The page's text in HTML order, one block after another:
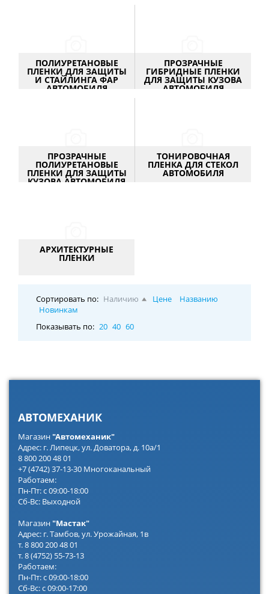
ПОЛИУРЕТАНОВЫЕ
ПЛЕНКИ ДЛЯ ЗАЩИТЫ
И СТАЙЛИНГА ФАР
АВТОМОБИЛЯ
ПРОЗРАЧНЫЕ
ГИБРИДНЫЕ ПЛЕНКИ
ДЛЯ ЗАЩИТЫ КУЗОВА
АВТОМОБИЛЯ
ПРОЗРАЧНЫЕ
ПОЛИУРЕТАНОВЫЕ
ПЛЕНКИ ДЛЯ ЗАЩИТЫ
КУЗОВА АВТОМОБИЛЯ
ТОНИРОВОЧНАЯ
ПЛЕНКА ДЛЯ СТЕКОЛ
АВТОМОБИЛЯ
АРХИТЕКТУРНЫЕ
ПЛЕНКИ
Сортировать по: Наличию Цене
Названию
Новинкам
Показывать по: 20 40 60
АВТОМЕХАНИК
Магазин"Автомеханик"
Адрес: г. Липецк, ул. Доватора, д. 10а/1
8 800 200 48 01
+7 (4742) 37-13-30 Многоканальный
Работаем:
Пн-Пт: с 09:00-18:00
Сб-Вс: Выходной
Магазин"Мастак"
Адрес: г. Тамбов, ул. Урожайная, 1в
т. 8 800 200 48 01
т. 8 (4752) 55-73-13
Работаем:
Пн-Пт: с 09:00-18:00
Сб-Вс: с 09:00-17:00